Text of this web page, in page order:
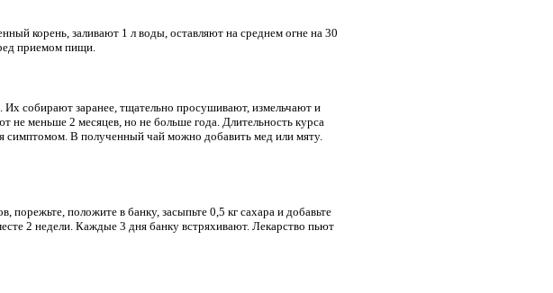
корень, заливают 1 л воды, оставляют на среднем огне на 30
приемом пищи.
собирают заранее, тщательно просушивают, измельчают и
не меньше 2 месяцев, но не больше года. Длительность курса
симптомом. В полученный чай можно добавить мед или мяту.
положите в банку, засыпьте 0,5 кг сахара и добавьте
2 недели. Каждые 3 дня банку встряхивают. Лекарство пьют